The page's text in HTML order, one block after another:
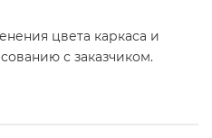
цвета каркаса и
с заказчиком.